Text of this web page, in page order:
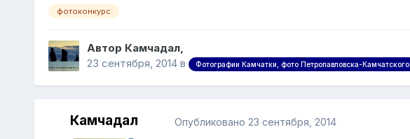
фотоконкурс
Автор Камчадал,
23 сентября, 2014в Фотографии Камчатки, фото Петропавловска-Камчатского
Камчадал Опубликовано 23 сентября, 2014